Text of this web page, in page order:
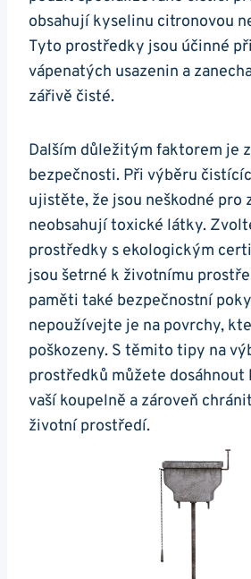
obsahují kyselinu citronovou
Tyto prostředky jsou účinné
vápenatých usazenin a
zářivě čisté.
Dalším důležitým faktorem je
bezpečnosti. Při výběru
ujistěte, že jsou neškodné pro
neobsahují toxické látky.
prostředky s ekologickým
jsou šetrné k životnímu
paměti také bezpečnostní
nepoužívejte je na povrchy,
poškozeny. S těmito tipy na
prostředků můžete
vaší koupelně a zároveň
životní prostředí.